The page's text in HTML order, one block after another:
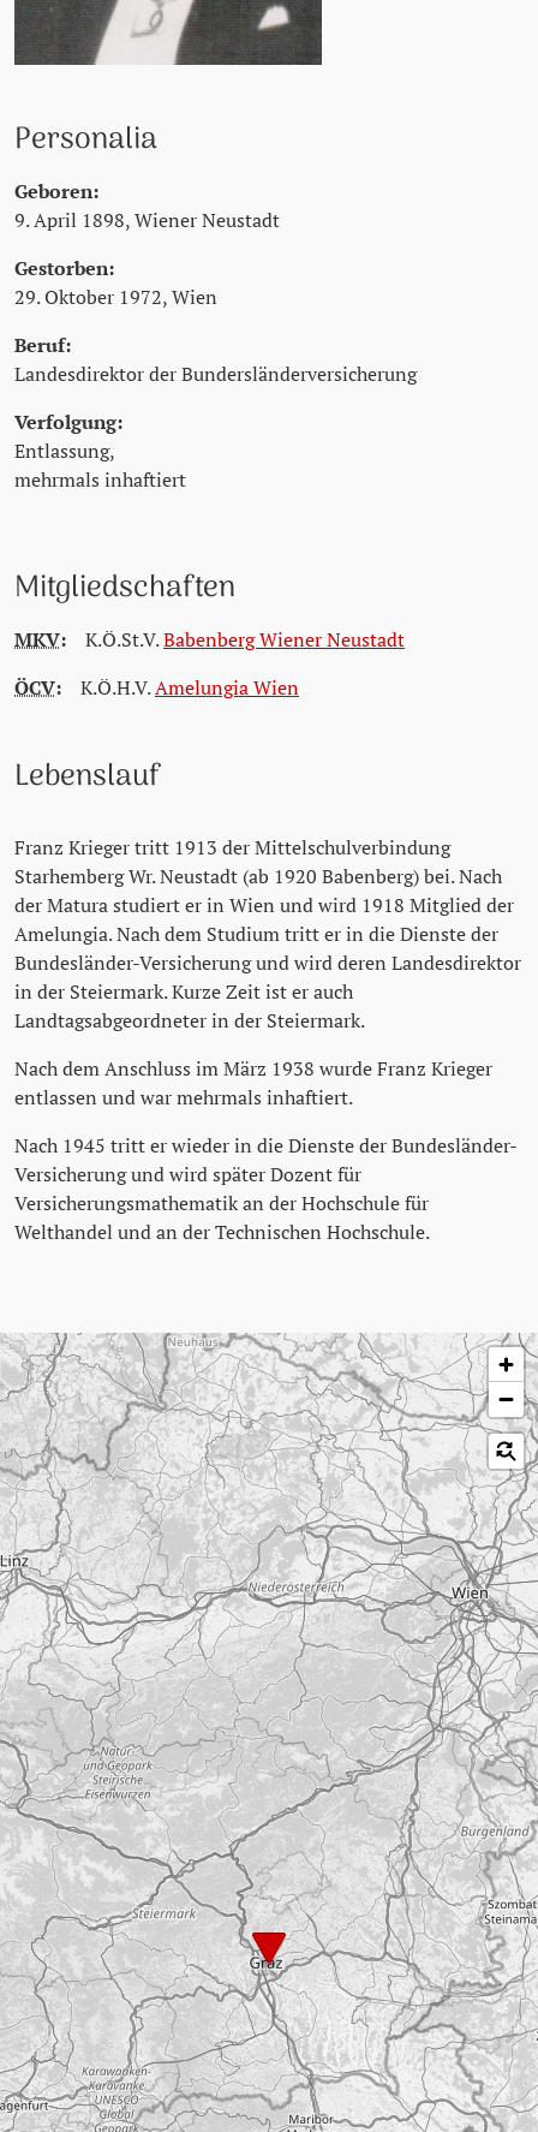
Personalia
Geboren:
9. April 1898, Wiener Neustadt
Gestorben:
29. Oktober 1972, Wien
Beruf:
Landesdirektor der Bundersländerversicherung
Verfolgung:
Entlassung,
mehrmals inhaftiert
Mitgliedschaften
MKV: K.Ö.St.V.Babenberg Wiener Neustadt
ÖCV: K.Ö.H.V.Amelungia Wien
Lebenslauf
Franz Krieger tritt 1913 der Mittelschulverbindung
Starhemberg Wr. Neustadt (ab 1920 Babenberg) bei. Nach
der Matura studiert er in Wien und wird 1918 Mitglied der
Amelungia. Nach dem Studium tritt er in die Dienste der
Bundesländer-Versicherung und wird deren Landesdirektor
in der Steiermark. Kurze Zeit ist er auch
Landtagsabgeordneter in der Steiermark.
Nach dem Anschluss im März 1938 wurde Franz Krieger
entlassen und war mehrmals inhaftiert.
Nach 1945 tritt er wieder in die Dienste der Bundesländer-
Versicherung und wird später Dozent für
Versicherungsmathematik an der Hochschule für
Welthandel und an der Technischen Hochschule.
Karte überspringen